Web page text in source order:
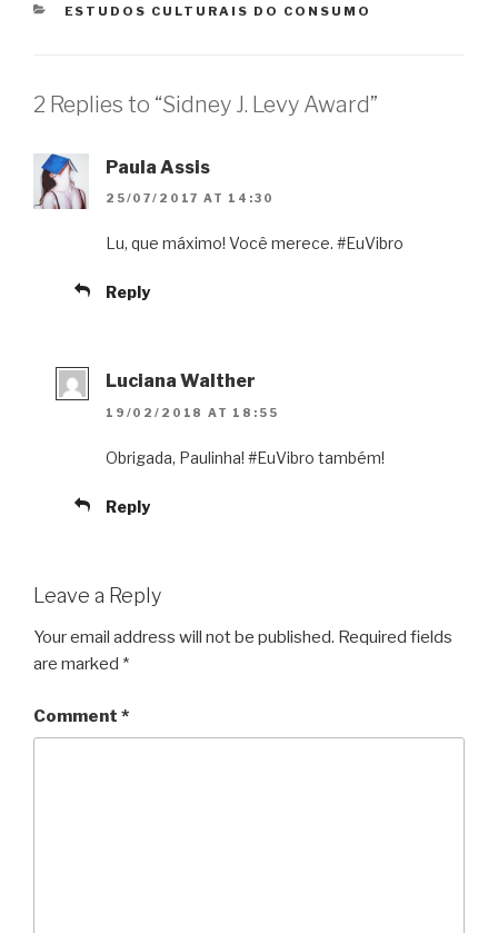
CATEGORIES
ESTUDOS CULTURAIS DO CONSUMO
2 Replies to “Sidney J. Levy Award”
Paula Assis
25/07/2017 AT 14:30
Lu, que máximo! Você merece. #EuVibro
Reply
Luciana Walther
19/02/2018 AT 18:55
Obrigada, Paulinha! #EuVibro também!
Reply
Leave a Reply
Your email address will not be published. Required fields
are marked *
Comment *